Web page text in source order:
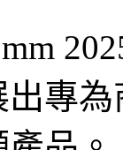
專